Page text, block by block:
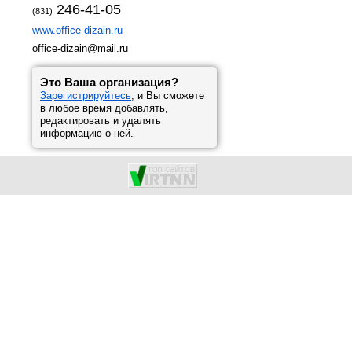
(831) 246-41-05
www.office-dizain.ru
office-dizain@mail.ru
Это Ваша организация?
Зарегистрируйтесь, и Вы сможете
в любое время добавлять,
редактировать и удалять
информацию о ней.